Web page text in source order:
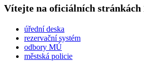
Vítejte na oficiálních stránkách
úřední deska
rezervační systém
odbory MÚ
městská policie